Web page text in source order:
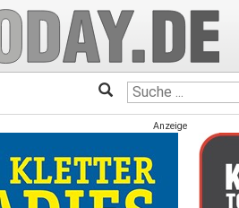
Anzeige